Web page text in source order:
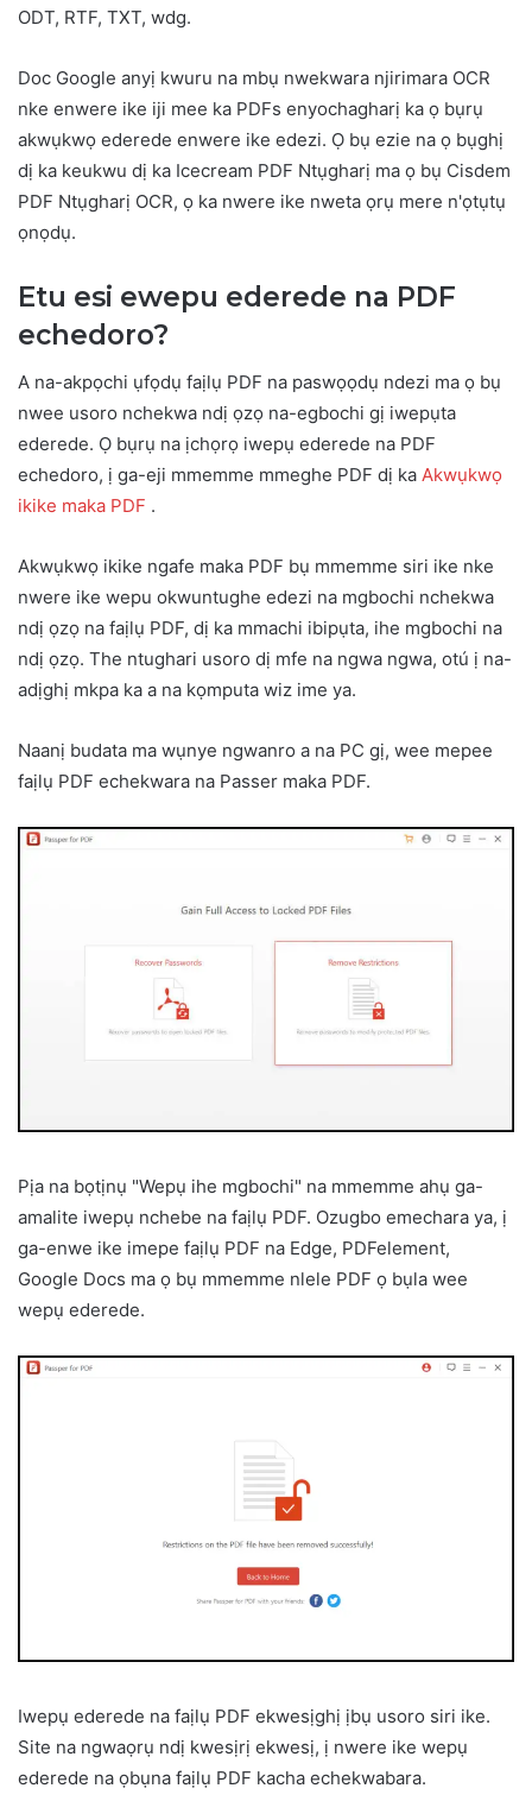
ODT, RTF, TXT, wdg.
Doc Google anyị kwuru na mbụ nwekwara njirimara OCR
nke enwere ike iji mee ka PDFs enyochagharị ka ọ bụrụ
akwụkwọ ederede enwere ike edezi. Ọ bụ ezie na ọ bụghị
dị ka keukwu dị ka Icecream PDF Ntụgharị ma ọ bụ Cisdem
PDF Ntụgharị OCR, ọ ka nwere ike nweta ọrụ mere n'ọtụtụ
ọnọdụ.
Etu esi ewepu ederede na PDF
echedoro?
A na-akpọchi ụfọdụ faịlụ PDF na paswọọdụ ndezi ma ọ bụ
nwee usoro nchekwa ndị ọzọ na-egbochi gị iwepụta
ederede. Ọ bụrụ na ịchọrọ iwepụ ederede na PDF
echedoro, ị ga-eji mmemme mmeghe PDF dị ka Akwụkwọ
ikike maka PDF .
Akwụkwọ ikike ngafe maka PDF bụ mmemme siri ike nke
nwere ike wepu okwuntughe edezi na mgbochi nchekwa
ndị ọzọ na faịlụ PDF, dị ka mmachi ibipụta, ihe mgbochi na
ndị ọzọ. The ntughari usoro dị mfe na ngwa ngwa, otú ị na-
adịghị mkpa ka a na kọmputa wiz ime ya.
Naanị budata ma wụnye ngwanro a na PC gị, wee mepee
faịlụ PDF echekwara na Passer maka PDF.
Pịa na bọtịnụ "Wepụ ihe mgbochi" na mmemme ahụ ga-
amalite iwepụ nchebe na faịlụ PDF. Ozugbo emechara ya, ị
ga-enwe ike imepe faịlụ PDF na Edge, PDFelement,
Google Docs ma ọ bụ mmemme nlele PDF ọ bụla wee
wepụ ederede.
Iwepụ ederede na faịlụ PDF ekwesịghị ịbụ usoro siri ike.
Site na ngwaọrụ ndị kwesịrị ekwesị, ị nwere ike wepụ
ederede na ọbụna faịlụ PDF kacha echekwabara.